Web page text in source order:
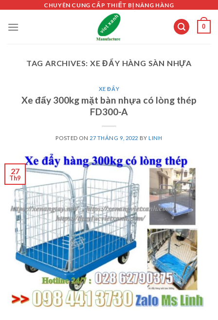
content
CHUYÊN CUNG CẤP THIẾT BỊ NÂNG HÀNG
0
TAG ARCHIVES:XE ĐẨY HÀNG SÀN NHỰA
XE ĐẨY
Xe đẩy 300kg mặt bàn nhựa có lòng thép
FD300-A
POSTED ON 27 THÁNG 9, 2022 BYLINH
27
Th9